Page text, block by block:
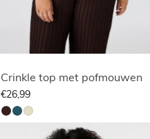
Crinkle top met pofmouwen
€26,99